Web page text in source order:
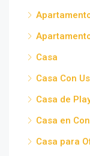
Casa
Casa Con
Casa de
Casa en
Casa para